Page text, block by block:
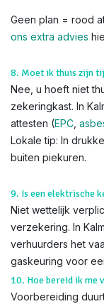
Geen plan = rood
ons extra advies
8. Moet ik thuis zijn
Nee, u hoeft niet
zekeringkast. In
attesten (EPC
Lokale tip: In
buiten piekuren.
9. Is een elektrische
Niet wettelijk
verzekering. In
verhuurders het
gaskeuring voor
10. Hoe bereid ik me
Voorbereiding